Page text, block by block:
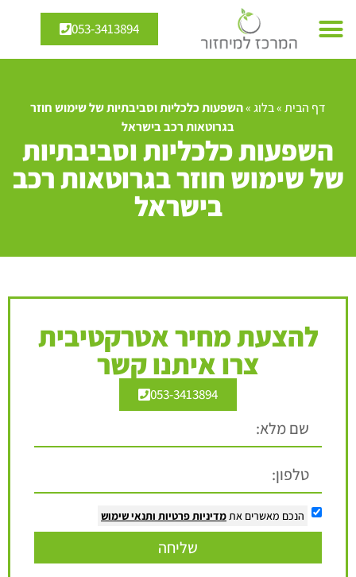
053-3413894
דף הבית»בלוג»השפעות כלכליות וסביבתיות של שימוש חוזר
בגרוטאות רכב בישראל
השפעות כלכליות וסביבתיות
של שימוש חוזר בגרוטאות רכב
בישראל
להצעת מחיר אטרקטיבית
צרו איתנו קשר
053-3413894
הנכם מאשרים את מדיניות פרטיות ותנאי שימוש
שליחה